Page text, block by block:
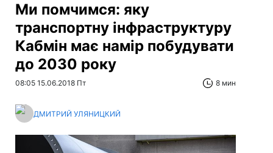
Ми помчимся: яку
транспортну інфраструктуру
Кабмін має намір побудувати
до 2030 року
08:05 15.06.2018 Пт 8 мин
ДМИТРИЙ УЛЯНИЦКИЙ